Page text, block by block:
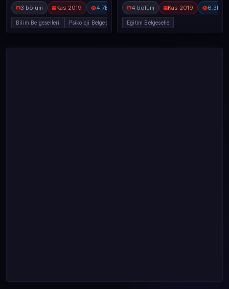
3 bölüm Kas 2019 4.7B
Bilim Belgeselleri Psikoloji Belgesel
4 bölüm Kas 2019 6.3B
Eğitim Belgeselle